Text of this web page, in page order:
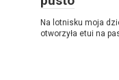
Na lotnisku moja
otworzyła etui na